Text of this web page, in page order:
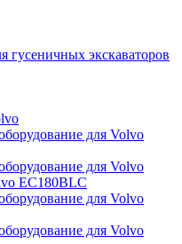
гусеничных экскаваторов
для Volvo
для Volvo
EC180BLC
для Volvo
для Volvo